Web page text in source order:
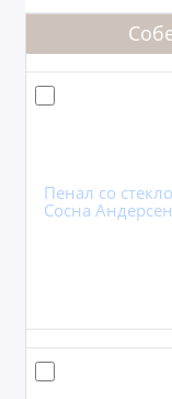
Пенал со
Сосна